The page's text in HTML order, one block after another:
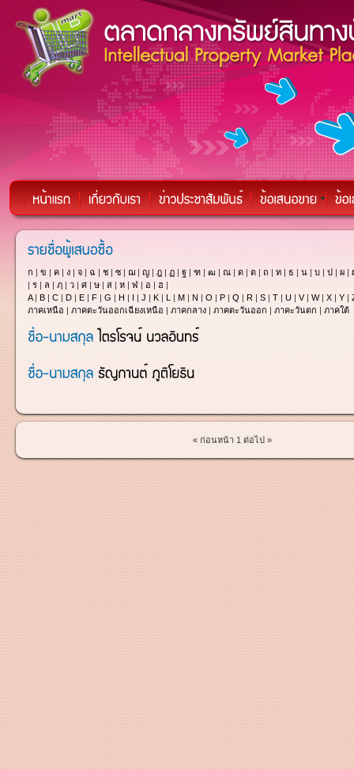
ก | ข | ค | ง | จ | ฉ | ช | ซ | ฌ | ญ | ฎ | ฏ | ฐ | ฑ | ฒ | ณ | ด | ต | ถ | ท | ธ | น | บ | ป | ผ |
| ร | ล | ฦ | ว | ศ | ษ | ส | ห | ฬ | อ | ฮ |
A| B | C | D | E | F | G | H | I | J | K | L | M | N | O | P | Q | R | S | T | U | V| W| X | Y |
ภาคเหนือ | ภาคตะวันออกเฉียงเหนือ | ภาคกลาง | ภาคตะวันออก | ภาคะวันตก | ภาคใต้
« ก่อนหน้า 1 ต่อไป »